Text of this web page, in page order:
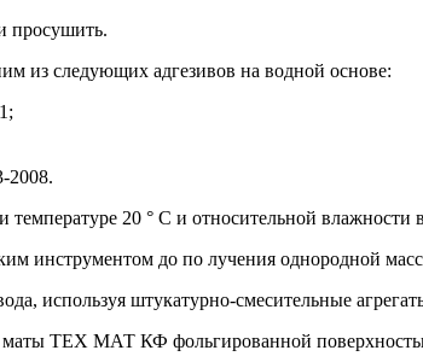
просушить.
из следующих адгезивов на водной основе:
2008.
20 ° С и относительной влажности
инструментом до по­ лучения однородной
используя штукатурно-смесительные
маты ТЕХ МАТ КФ фольгированной